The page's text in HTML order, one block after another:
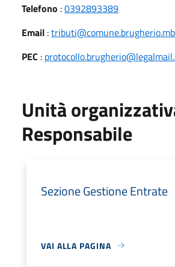
Telefono :0392893389
Email :
PEC :
Unità
Responsabile
Sezione Gestione Entrate
VAI ALLA PAGINA